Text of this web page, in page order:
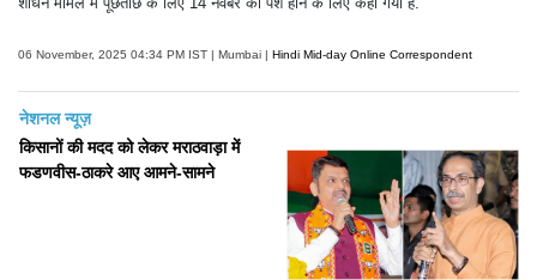
06 November, 2025 04:34 PM IST | Mumbai | Hindi Mid-day Online Correspondent
नेशनल न्यूज़
किसानों की मदद को लेकर मराठवाड़ा में
फडणवीस-ठाकरे आए आमने-सामने